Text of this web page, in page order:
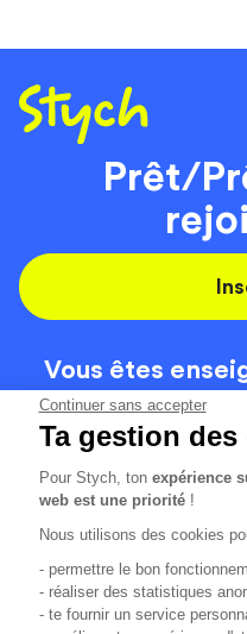
Continuer sans accepter
Ta gestion
Pour Stych, tonexpérience
web est une priorité !
Nous utilisons des cookies
- permettre le bon
- réaliser des statistiques
- te fournir un service
Prêt/
Vous êtes
On
Code de la route
Localisation